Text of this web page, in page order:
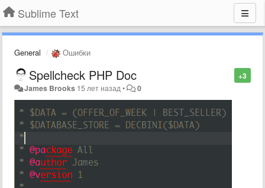
Sublime Text
General Ошибки
+3
Spellcheck PHP Doc
James Brooks 15 лет назад • 0